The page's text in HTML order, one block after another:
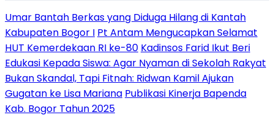
Umar Bantah Berkas yang Diduga Hilang di Kantah
Kabupaten Bogor I Pt Antam Mengucapkan Selamat
HUT Kemerdekaan RI ke-80 Kadinsos Farid Ikut Beri
Edukasi Kepada Siswa: Agar Nyaman di Sekolah Rakyat
Bukan Skandal, Tapi Fitnah: Ridwan Kamil Ajukan
Gugatan ke Lisa Mariana Publikasi Kinerja Bapenda
Kab. Bogor Tahun 2025